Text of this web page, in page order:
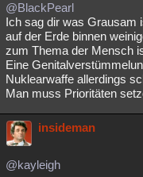
@BlackPearl
Ich sag dir was Grausam
auf der Erde binnen
zum Thema der Mensch
Eine
Nuklearwaffe allerdings
Man muss Prioritäten
insideman
@kayleigh